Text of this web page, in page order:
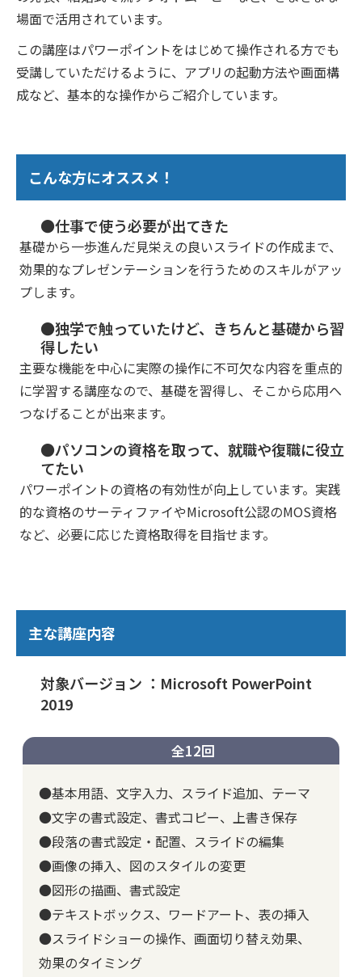
場面で活用されています。
この講座はパワーポイントをはじめて操作される方でも
受講していただけるように、アプリの起動方法や画面構
成など、基本的な操作からご紹介しています。
こんな方にオススメ！
●仕事で使う必要が出てきた
基礎から一歩進んだ見栄えの良いスライドの作成まで、
効果的なプレゼンテーションを行うためのスキルがアッ
プします。
●独学で触っていたけど、きちんと基礎から習
得したい
主要な機能を中心に実際の操作に不可欠な内容を重点的
に学習する講座なので、基礎を習得し、そこから応用へ
つなげることが出来ます。
●パソコンの資格を取って、就職や復職に役立
てたい
パワーポイントの資格の有効性が向上しています。実践
的な資格のサーティファイやMicrosoft公認のMOS資格
など、必要に応じた資格取得を目指せます。
主な講座内容
対象バージョン ：Microsoft PowerPoint
2019
全12回
●基本用語、文字入力、スライド追加、テーマ
●文字の書式設定、書式コピー、上書き保存
●段落の書式設定・配置、スライドの編集
●画像の挿入、図のスタイルの変更
●図形の描画、書式設定
●テキストボックス、ワードアート、表の挿入
●スライドショーの操作、画面切り替え効果、
効果のタイミング